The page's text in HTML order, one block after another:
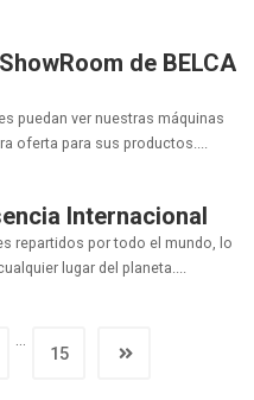
de BELCA
puedan ver nuestras máquinas
oferta para sus productos....
Internacional
repartidos por todo el mundo, lo
lugar del planeta....
15